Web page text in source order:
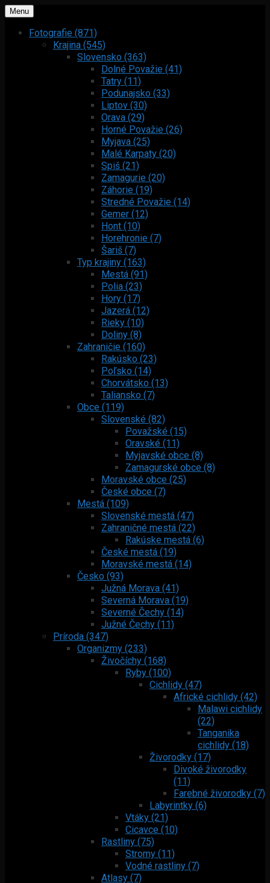
Menu
Fotografie (871)
Krajina (545)
Slovensko (363)
Dolné Považie (41)
Tatry (11)
Podunajsko (33)
Liptov (30)
Orava (29)
Horné Považie (26)
Myjava (25)
Malé Karpaty (20)
Spiš (21)
Zamagurie (20)
Záhorie (19)
Stredné Považie (14)
Gemer (12)
Hont (10)
Horehronie (7)
Šariš (7)
Typ krajiny (163)
Mestá (91)
Polia (23)
Hory (17)
Jazerá (12)
Rieky (10)
Doliny (8)
Zahraničie (160)
Rakúsko (23)
Poľsko (14)
Chorvátsko (13)
Taliansko (7)
Obce (119)
Slovenské (82)
Považské (15)
Oravské (11)
Myjavské obce (8)
Zamagurské obce (8)
Moravské obce (25)
České obce (7)
Mestá (109)
Slovenské mestá (47)
Zahraničné mestá (22)
Rakúske mestá (6)
České mestá (19)
Moravské mestá (14)
Česko (93)
Južná Morava (41)
Severná Morava (19)
Severné Čechy (14)
Južné Čechy (11)
Príroda (347)
Organizmy (233)
Živočíchy (168)
Ryby (100)
Cichlidy (47)
Africké cichlidy (42)
Malawi cichlidy
(22)
Tanganika
cichlidy (18)
Živorodky (17)
Divoké živorodky
(11)
Farebné živorodky (7)
Labyrintky (6)
Vtáky (21)
Cicavce (10)
Rastliny (75)
Stromy (11)
Vodné rastliny (7)
Atlasy (7)